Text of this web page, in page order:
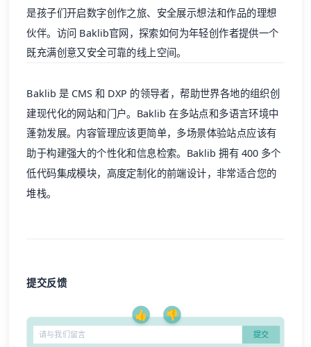
是孩子们开启数字创作之旅、安全展示想法和作品的理想
伙伴。访问 Baklib官网，探索如何为年轻创作者提供一个
既充满创意又安全可靠的线上空间。
Baklib 是 CMS和 DXP 的领导者，帮助世界各地的组织创
建现代化的网站和门户。 Baklib 在多站点和多语言环境中
蓬勃发展。内容管理应该更简单，多场景体验站点应该有
助于构建强大的个性化和信息检索。 Baklib 拥有 400 多个
低代码集成模块，高度定制化的前端设计，非常适合您的
堆栈。
提交反馈
👍 👎